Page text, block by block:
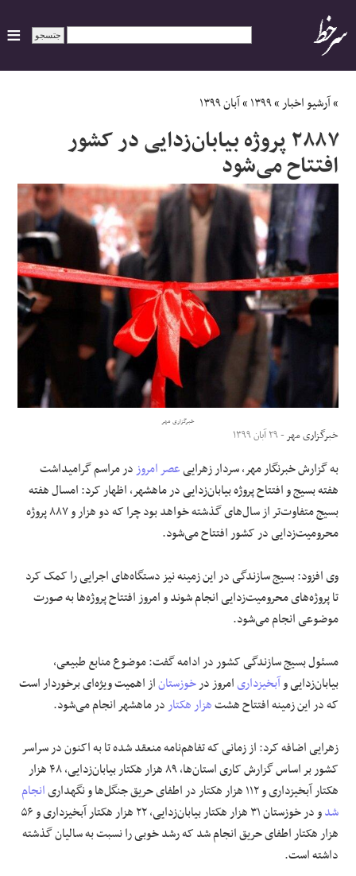
ایران
سیاسی
اقتصاد
ورزشی
اجتماعی
علوم و فن آوری
فرهنگی و هنری
مقالات
»آرشیو اخبار»۱۳۹۹»آبان ۱۳۹۹
۲۸۸۷ پروژه بیابان‌زدایی در کشور
افتتاح می‌شود
خبرگزاری مهر
خبرگزاری مهر- ۲۹ آبان ۱۳۹۹
به گزارش خبرنگار مهر، سردار زهراییعصر امروزدر مراسم گرامیداشت
هفته بسیج و افتتاح پروژه بیابان‌زدایی در ماهشهر، اظهار کرد: امسال هفته
بسیج متفاوت‌تر از سال‌های گذشته خواهد بود چرا که دو هزار و ۸۸۷ پروژه
محرومیت‌زدایی در کشور افتتاح می‌شود.
وی افزود: بسیج سازندگی در این زمینه نیز دستگاه‌های اجرایی را کمک کرد
تا پروژه‌های محرومیت‌زدایی انجام شوند و امروز افتتاح پروژه‌ها به صورت
موضوعی انجام می‌شود.
مسئول بسیج سازندگی کشور در ادامه گفت: موضوع منابع طبیعی،
بیابان‌زدایی وآبخیزداریامروز درخوزستاناز اهمیت ویژه‌ای برخوردار است
که در این زمینه افتتاح هشتهزار هکتاردر ماهشهر انجام می‌شود.
زهرایی اضافه کرد: از زمانی که تفاهم‌نامه منعقد شده تا به اکنون در سراسر
کشور بر اساس گزارش کاری استان‌ها، ۸۹ هزار هکتار بیابان‌زدایی، ۴۸ هزار
هکتار آبخیزداری و ۱۱۲ هزار هکتار در اطفای حریق جنگل‌ها و نگهداری
انجام
شد
و در خوزستان ۳۱ هزار هکتار بیابان‌زدایی، ۲۲ هزار هکتار آبخیزداری و ۵۶
هزار هکتار اطفای حریق انجام شد که رشد خوبی را نسبت به سالیان گذشته
داشته است.